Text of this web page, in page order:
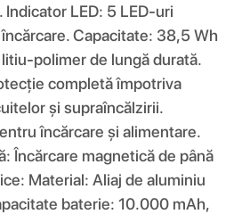
LED: 5 LED-uri
Capacitate: 38,5 Wh
polimer de lungă durată.
completă împotriva
și supraîncălzirii.
încărcare și alimentare.
Încărcare magnetică de până
Material: Aliaj de aluminiu
baterie: 10.000 mAh,